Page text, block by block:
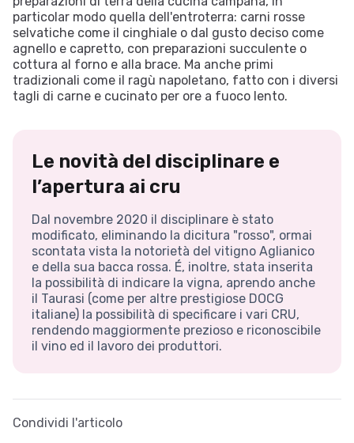
particolar modo quella dell'entroterra: carni rosse
selvatiche come il cinghiale o dal gusto deciso come
agnello e capretto, con preparazioni succulente o
cottura al forno e alla brace. Ma anche primi
tradizionali come il ragù napoletano, fatto con i diversi
tagli di carne e cucinato per ore a fuoco lento.
Le novità del disciplinare e
l’apertura ai cru
Dal novembre 2020 il disciplinare è stato
modificato, eliminando la dicitura "rosso", ormai
scontata vista la notorietà del vitigno Aglianico
e della sua bacca rossa. É, inoltre, stata inserita
la possibilità di indicare la vigna, aprendo anche
il Taurasi (come per altre prestigiose DOCG
italiane) la possibilità di specificare i vari CRU,
rendendo maggiormente prezioso e riconoscibile
il vino ed il lavoro dei produttori.
Condividi l'articolo